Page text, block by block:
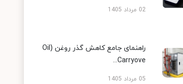
02 مرداد 1405
راهنمای جامع کاهش گذر روغن (Oil
Carryove...
05 مرداد 1405